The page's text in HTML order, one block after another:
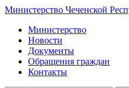
Министерство Чеченской
Министерство
Новости
Документы
Обращения граждан
Контакты